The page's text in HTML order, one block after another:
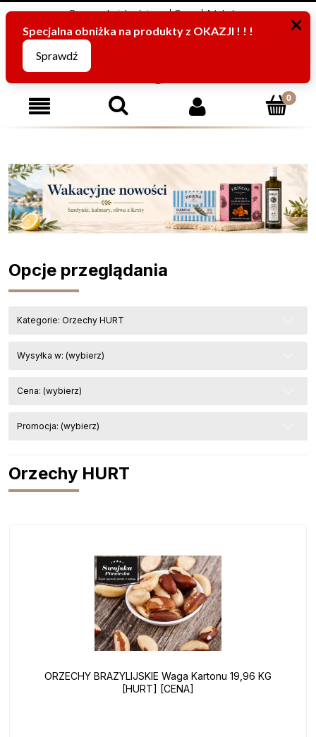
Program Lojalnościowy O nas Artykuły
795816067 (pn-pt od 8:00 -15:00)
Opcje przeglądania
Kategorie: Orzechy HURT
Wysyłka w: (wybierz)
Cena: (wybierz)
Promocja: (wybierz)
Orzechy HURT
ORZECHY BRAZYLIJSKIE Waga Kartonu 19,96 KG
[HURT] [CENA]